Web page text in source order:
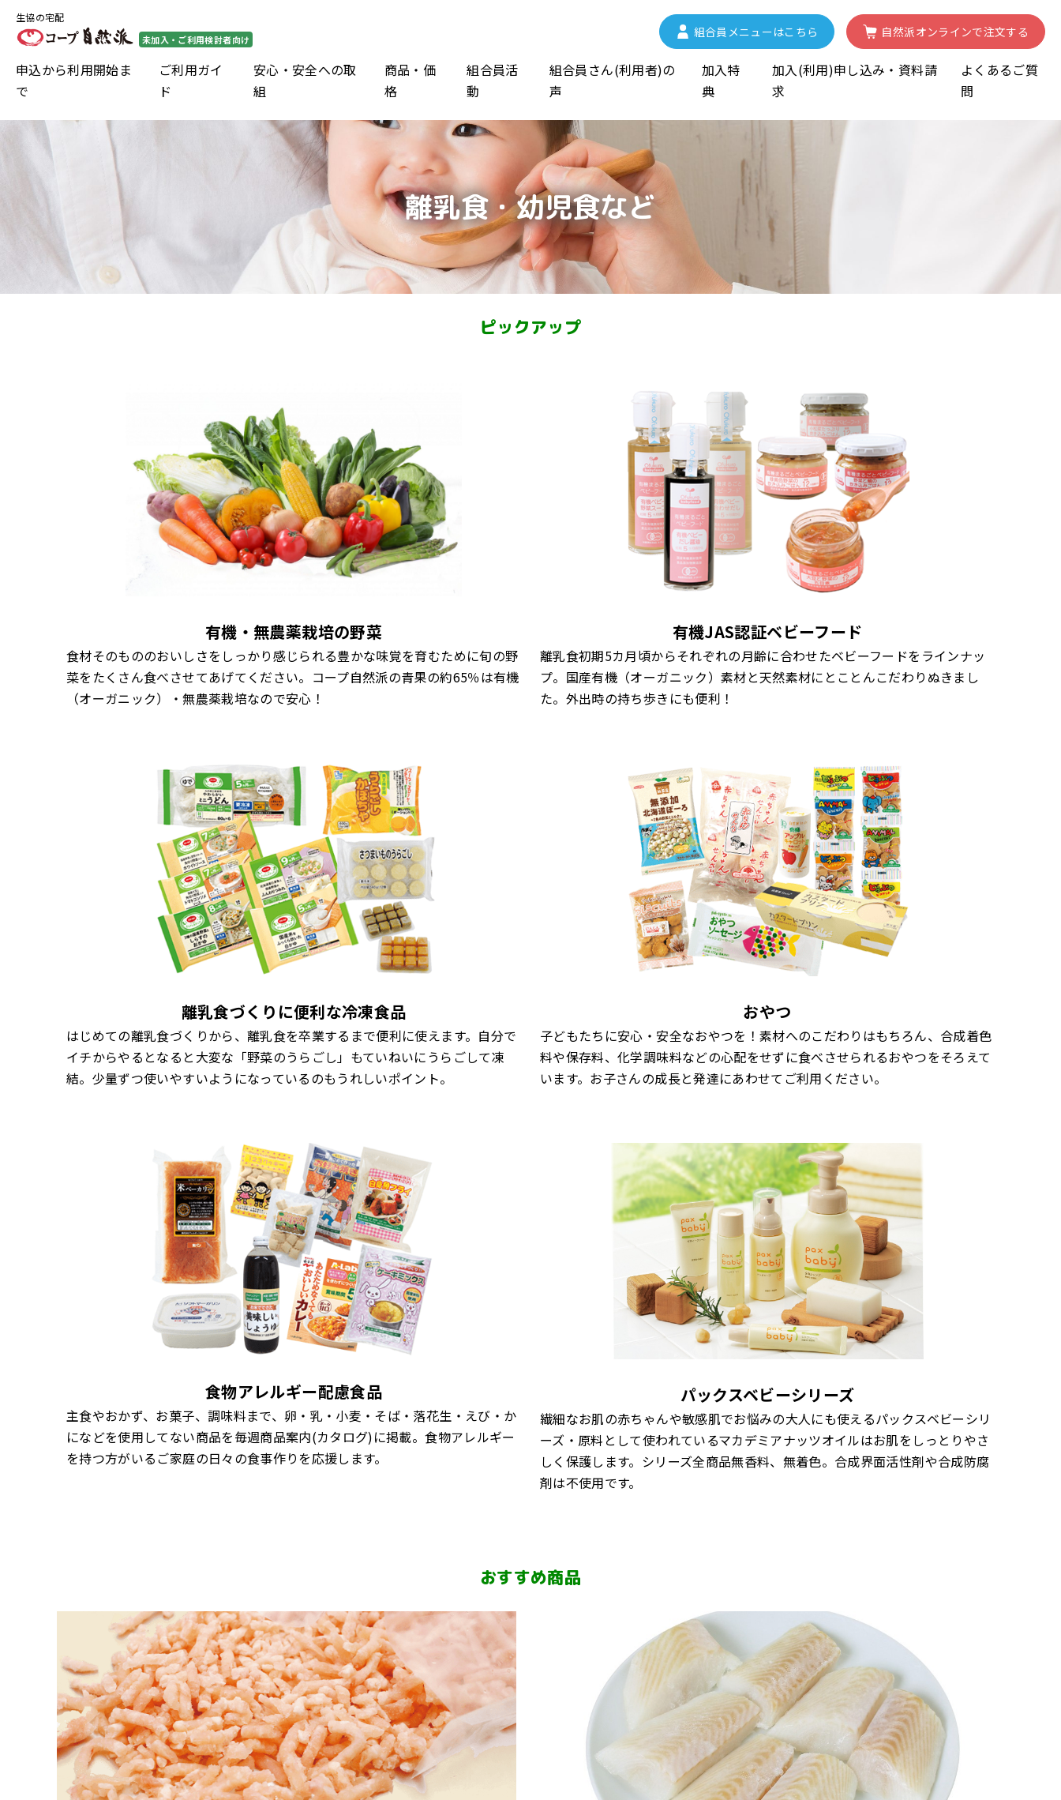
組合員 メニューはこちら 自然派オンラインで注文する
生協の宅配
未加入・ご利用検討者向け
申込から利用開始ま
で
ご利用ガイ
ド
安心・安全への取
組
商品・価
格
組合員活
動
組合員さん(利用者)の
声
加入特
典
加入(利用)申し込み・資料請
求
よくあるご質
問
離乳食・幼児食など
ピックアップ
有機・無農薬栽培の野菜
食材そのもののおいしさをしっかり感じられる豊かな味覚を育むために旬の野
菜をたくさん食べさせてあげてください。コープ自然派の青果の約65％は有機
（オーガニック）・無農薬栽培なので安心！
有機JAS認証ベビーフード
離乳食初期5カ月頃からそれぞれの月齢に合わせたベビーフードをラインナッ
プ。国産有機（オーガニック）素材と天然素材にとことんこだわりぬきまし
た。外出時の持ち歩きにも便利！
離乳食づくりに便利な冷凍食品
はじめての離乳食づくりから、離乳食を卒業するまで便利に使えます。自分で
イチからやるとなると大変な「野菜のうらごし」もていねいにうらごして凍
結。少量ずつ使いやすいようになっているのもうれしいポイント。
おやつ
子どもたちに安心・安全なおやつを！素材へのこだわりはもちろん、合成着色
料や保存料、化学調味料などの心配をせずに食べさせられるおやつをそろえて
います。お子さんの成長と発達にあわせてご利用ください。
食物アレルギー配慮食品
主食やおかず、お菓子、調味料まで、卵・乳・小麦・そば・落花生・えび・か
になどを使用してない商品を毎週商品案内(カタログ)に掲載。食物アレルギー
を持つ方がいるご家庭の日々の食事作りを応援します。
パックスベビーシリーズ
繊細なお肌の赤ちゃんや敏感肌でお悩みの大人にも使えるパックスベビーシリ
ーズ・原料として使われているマカデミアナッツオイルはお肌をしっとりやさ
しく保護します。シリーズ全商品無香料、無着色。合成界面活性剤や合成防腐
剤は不使用です。
おすすめ商品